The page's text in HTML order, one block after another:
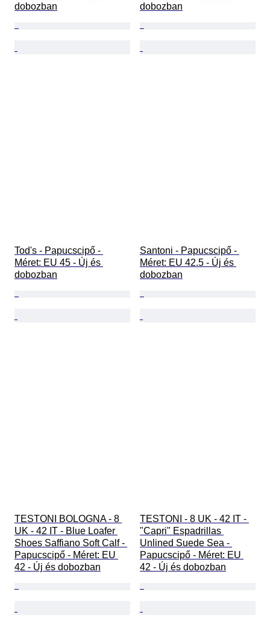
dobozban
dobozban
Tod's - Papucscipő -
Méret: EU 45 - Új és
dobozban
Santoni - Papucscipő -
Méret: EU 42.5 - Új és
dobozban
TESTONI BOLOGNA - 8
UK - 42 IT - Blue Loafer
Shoes Saffiano Soft Calf -
Papucscipő - Méret: EU
42 - Új és dobozban
TESTONI - 8 UK - 42 IT -
"Capri" Espadrillas
Unlined Suede Sea -
Papucscipő - Méret: EU
42 - Új és dobozban